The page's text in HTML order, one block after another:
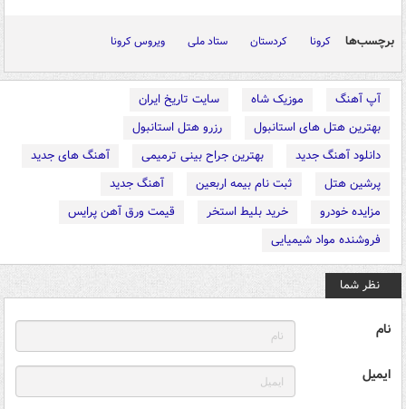
برچسب‌ها کرونا کردستان ستاد ملی ویروس کرونا
آپ آهنگ موزیک شاه
سایت تاریخ ایران
بهترین هتل های استانبول
رزرو هتل استانبول
دانلود آهنگ جدید
بهترین جراح بینی ترمیمی
آهنگ های جدید
پرشین هتل
ثبت نام بیمه اربعین
آهنگ جدید
مزایده خودرو
خرید بلیط استخر
قیمت ورق آهن پرایس
فروشنده مواد شیمیایی
نظر شما
نام
ایمیل